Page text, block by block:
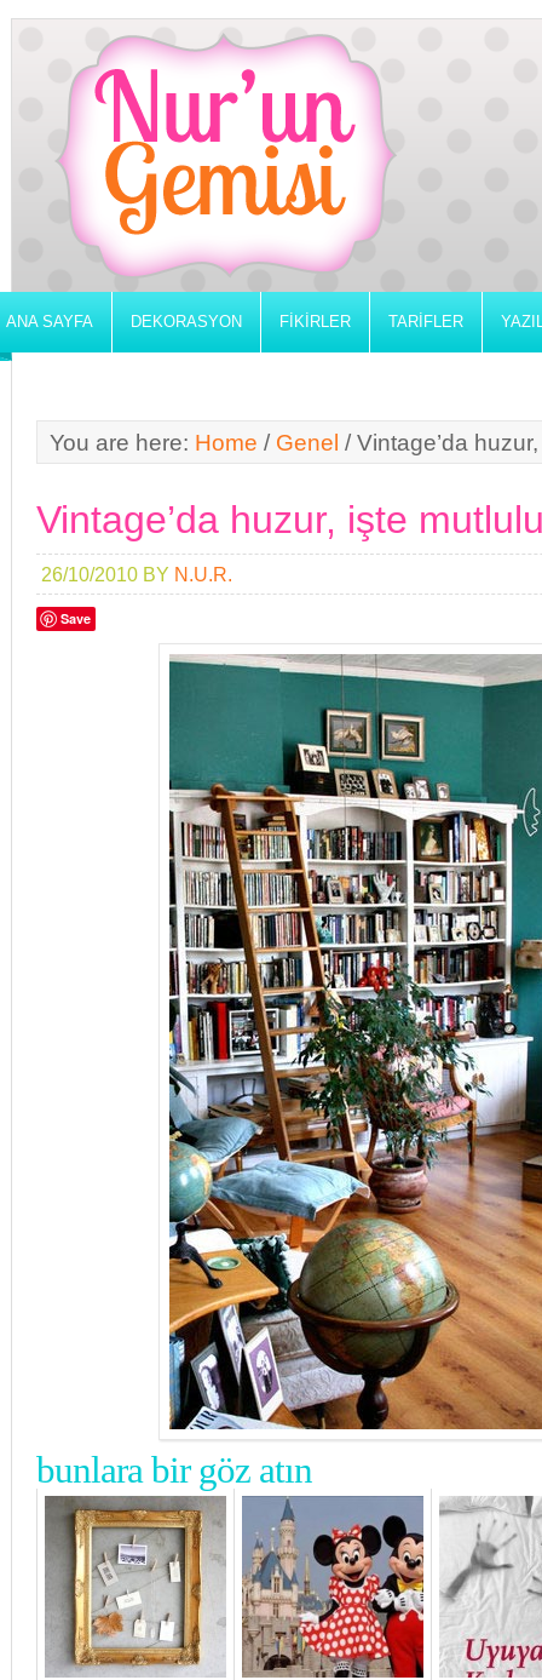
ANA SAYFA DEKORASYON FIKIRLER TARIFLER
You are here: Home / Genel / Vintage’da
Vintage’da huzur, işte
26/10/2010 BY N.U.R.
Save
bunlara bir göz atın